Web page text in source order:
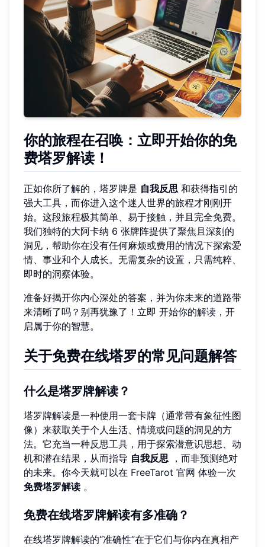
你的旅程在召唤：立即开始你的免
费塔罗解读！
正如你所了解的，塔罗牌是 自我反思 和获得指引的
强大工具，而你进入这个迷人世界的旅程才刚刚开
始。这段旅程极其简单、易于接触，并且完全免费。
我们独特的大阿卡纳 6 张牌阵提供了聚焦且深刻的
洞见，帮助你在没有任何麻烦或费用的情况下探索爱
情、事业和个人成长。无需复杂的设置，只需纯粹、
即时的洞察体验。
准备好揭开你内心深处的答案，并为你未来的道路带
来清晰了吗？别再犹豫了！立即 开始你的解读 ，开
启属于你的智慧。
关于免费在线塔罗的常见问题解答
什么是塔罗牌解读？
塔罗牌解读是一种使用一套卡牌（通常带有象征性图
像）来获取关于个人生活、情境或问题的洞见的方
法。它充当一种反思工具，用于探索潜意识思想、动
机和潜在结果，从而指导 自我反思 ，而非预测绝对
的未来。你今天就可以在 FreeTarot 官网 体验一次
免费塔罗解读 。
免费在线塔罗牌解读有多准确？
在线塔罗牌解读的“准确性”在于它们与你内在真相产